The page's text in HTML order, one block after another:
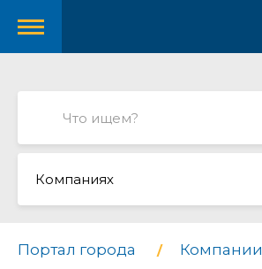
Компаниях
Портал города
Компании